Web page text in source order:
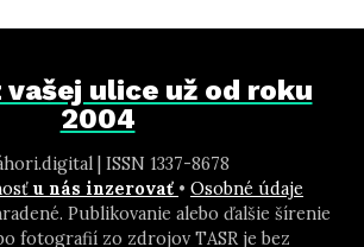
vašej ulice už od roku
2004
| ISSN 1337-8678
u nás inzerovať • Osobné údaje
Publikovanie alebo ďalšie šírenie
fotografií zo zdrojov TASR je bez